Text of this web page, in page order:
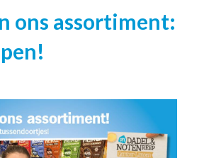
ons assortiment: